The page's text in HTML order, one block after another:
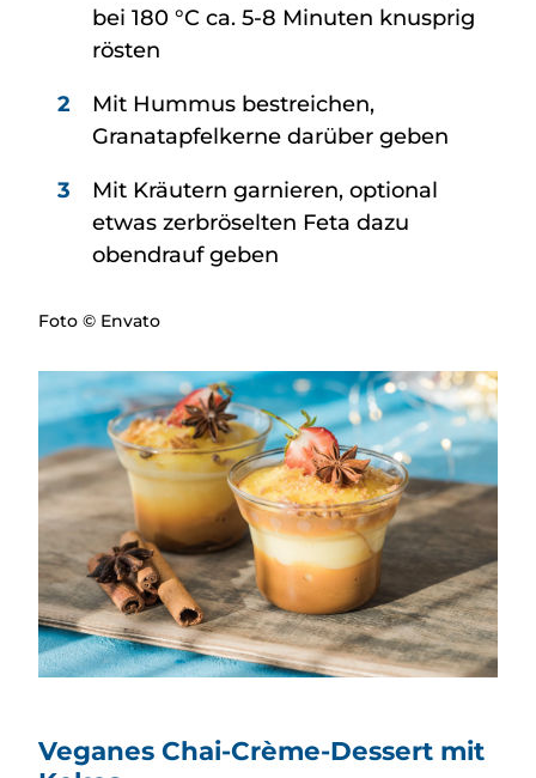
bei 180 °C ca. 5-8 Minuten knusprig
rösten
Mit Hummus bestreichen,
Granatapfelkerne darüber geben
Mit Kräutern garnieren, optional
etwas zerbröselten Feta dazu
obendrauf geben
Foto © Envato
Veganes Chai-Crème-Dessert mit